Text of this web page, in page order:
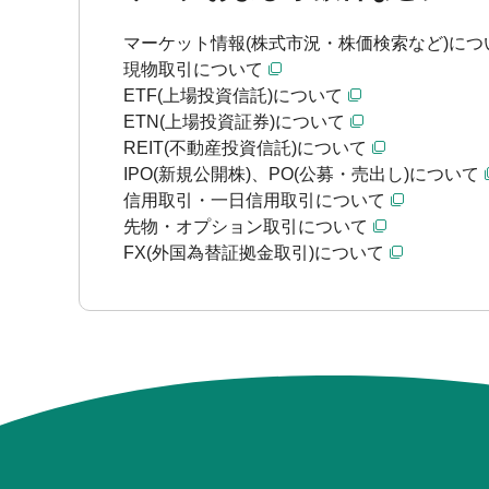
マーケット情報(株式市況・株価検索など)につ
現物取引について
ETF(上場投資信託)について
ETN(上場投資証券)について
REIT(不動産投資信託)について
IPO(新規公開株)、PO(公募・売出し)について
信用取引・一日信用取引について
先物・オプション取引について
FX(外国為替証拠金取引)について